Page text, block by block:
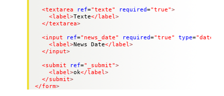
<textarea
ref="texte" required="true">
<label>Texte</label>
</textarea>
<input
ref="news_date" required="true" type="date"
<label>News Date</label>
</input>
<submit
ref="_submit">
<label>ok</label>
</submit>
</form>